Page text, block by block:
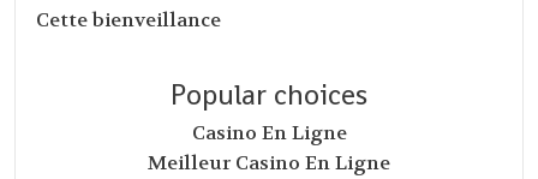
Cette bienveillance
Popular choices
Casino En Ligne
Meilleur Casino En Ligne